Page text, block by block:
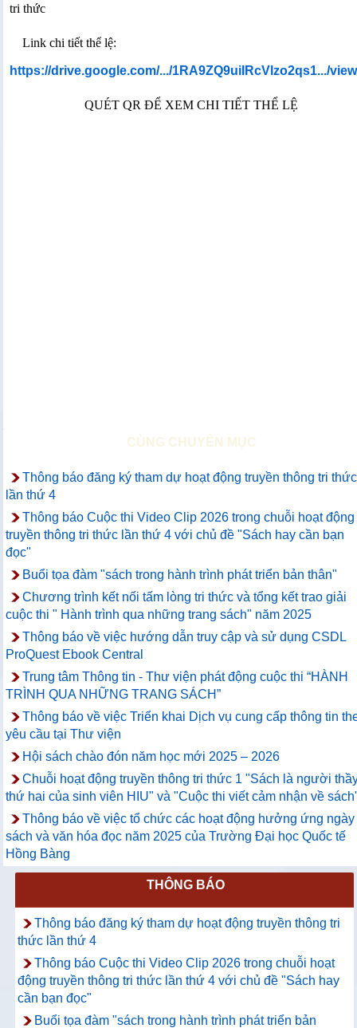
tri thức
Link chi tiết thể lệ:
https://drive.google.com/.../1RA9ZQ9uiIRcVlzo2qs1.../
QUÉT QR ĐỂ XEM CHI TIẾT THỂ LỆ
CÙNG CHUYÊN MỤC
Thông báo đăng ký tham dự hoạt động truyền thông tri thức
lần thứ 4
Thông báo Cuộc thi Video Clip 2026 trong chuỗi hoạt động
truyền thông tri thức lần thứ 4 với chủ đề "Sách hay cần bạn
đọc"
Buổi tọa đàm "sách trong hành trình phát triển bản thân"
Chương trình kết nối tấm lòng tri thức và tổng kết trao giải
cuộc thi " Hành trình qua những trang sách" năm 2025
Thông báo về việc hướng dẫn truy cập và sử dụng CSDL
ProQuest Ebook Central
Trung tâm Thông tin - Thư viện phát động cuộc thi “HÀNH
TRÌNH QUA NHỮNG TRANG SÁCH”
Thông báo về việc Triển khai Dịch vụ cung cấp thông tin
yêu cầu tại Thư viện
Hội sách chào đón năm học mới 2025 – 2026
Chuỗi hoạt động truyền thông tri thức 1 "Sách là người
thứ hai của sinh viên HIU" và "Cuộc thi viết cảm nhận về
Thông báo về việc tổ chức các hoạt động hưởng ứng ngày
sách và văn hóa đọc năm 2025 của Trường Đại học Quốc tế
Hồng Bàng
THÔNG BÁO
Thông báo đăng ký tham dự hoạt động truyền thông tri
thức lần thứ 4
Thông báo Cuộc thi Video Clip 2026 trong chuỗi hoạt
động truyền thông tri thức lần thứ 4 với chủ đề "Sách hay
cần bạn đọc"
Buổi tọa đàm "sách trong hành trình phát triển bản